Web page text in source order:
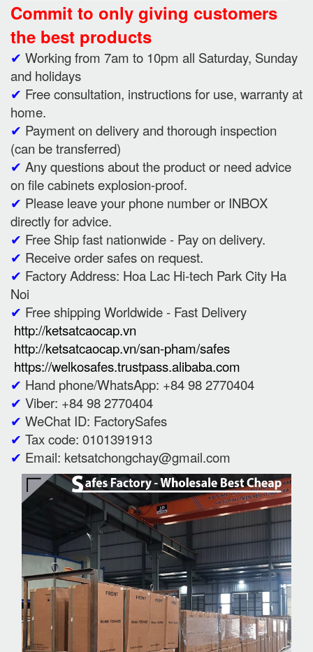
Commit to only giving customers
the best products
✔ Working from 7am to 10pm all Saturday, Sunday
and holidays
✔ Free consultation, instructions for use, warranty at
home.
✔ Payment on delivery and thorough inspection
(can be transferred)
✔ Any questions about the product or need advice
on file cabinets explosion-proof.
✔ Please leave your phone number or INBOX
directly for advice.
✔ Free Ship fast nationwide - Pay on delivery.
✔ Receive order safes on request.
✔ Factory Address: Hoa Lac Hi-tech Park City Ha
Noi
✔ Free shipping Worldwide - Fast Delivery
http://ketsatcaocap.vn
http://ketsatcaocap.vn/san-pham/safes
https://welkosafes.trustpass.alibaba.com
✔ Hand phone/WhatsApp: +84 98 2770404
✔ Viber: +84 98 2770404
✔ WeChat ID: FactorySafes
✔ Tax code: 0101391913
✔ Email: ketsatchongchay@gmail.com